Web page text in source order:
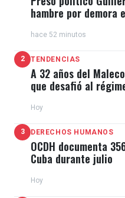
hambre por demora
hace 52 minutos
2 TENDENCIAS
A 32 años del
que desafió al
Hoy
3 DERECHOS HUMANOS
OCDH documenta
Cuba durante julio
Hoy